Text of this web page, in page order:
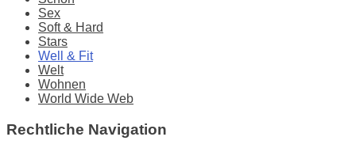
Sex
Soft & Hard
Stars
Well & Fit
Welt
Wohnen
World Wide Web
Rechtliche Navigation